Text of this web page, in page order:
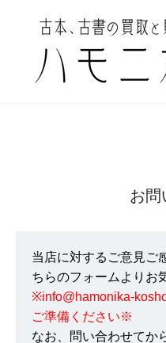
お問
当店に対するご意見ご
ちらのフォームよりお
※info@hamonika-
ご準備ください※
なお、問い合わせてか